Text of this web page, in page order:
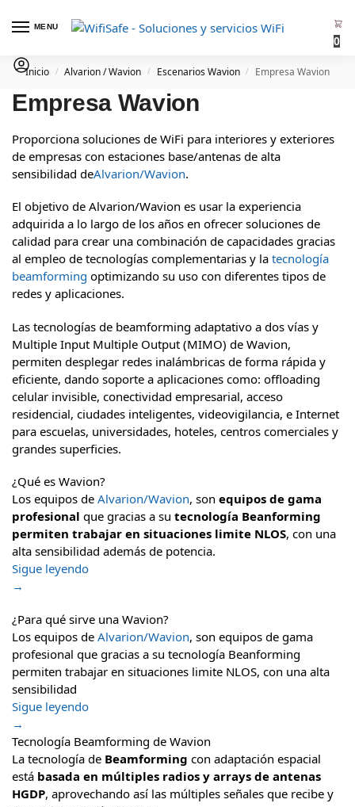
MENU
0
Inicio / Alvarion / Wavion / Escenarios Wavion / Empresa Wavion
Empresa Wavion
Proporciona soluciones de WiFi para interiores y exteriores
de empresas con estaciones base/antenas de alta
sensibilidad deAlvarion/Wavion.
El objetivo de Alvarion/Wavion es usar la experiencia
adquirida a lo largo de los años en ofrecer soluciones de
calidad para crear una combinación de capacidades gracias
al empleo de tecnologías complementarias y la tecnología
beamforming optimizando su uso con diferentes tipos de
redes y aplicaciones.
Las tecnologías de beamforming adaptativo a dos vías y
Multiple Input Multiple Output (MIMO) de Wavion,
permiten desplegar redes inalámbricas de forma rápida y
eficiente, dando soporte a aplicaciones como: offloading
celular invisible, conectividad empresarial, acceso
residencial, ciudades inteligentes, videovigilancia, e Internet
para escuelas, universidades, hoteles, centros comerciales y
grandes superficies.
¿Qué es Wavion?
Los equipos de Alvarion/Wavion, son equipos de gama
profesional que gracias a su tecnología Beanforming
permiten trabajar en situaciones limite NLOS, con una
alta sensibilidad además de potencia.
Sigue leyendo
→
¿Para qué sirve una Wavion?
Los equipos de Alvarion/Wavion, son equipos de gama
profesional que gracias a su tecnología Beanforming
permiten trabajar en situaciones limite NLOS, con una alta
sensibilidad
Sigue leyendo
→
Tecnología Beamforming de Wavion
La tecnología de Beamforming con adaptación espacial
está basada en múltiples radios y arrays de antenas
HGDP, aprovechando así las múltiples señales que recibe y